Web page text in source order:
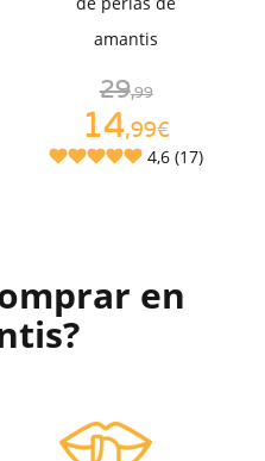
amantis
29,99
14,99€
4,6 (17)
en